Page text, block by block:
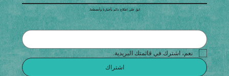
ابقَ على اطلاع دائم بأخبارنا وأنشطتنا.
نعم، اشترك في قائمتك البريدية.
اشتراك